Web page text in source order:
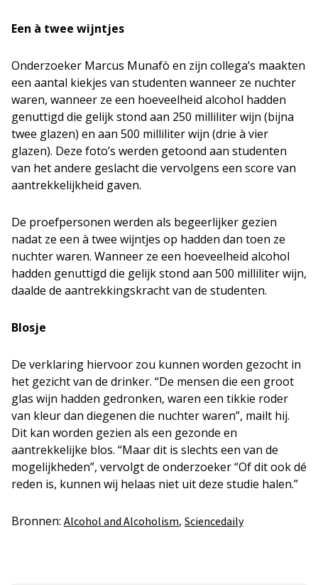
Een à twee wijntjes
Onderzoeker Marcus Munafò en zijn collega’s maakten
een aantal kiekjes van studenten wanneer ze nuchter
waren, wanneer ze een hoeveelheid alcohol hadden
genuttigd die gelijk stond aan 250 milliliter wijn (bijna
twee glazen) en aan 500 milliliter wijn (drie à vier
glazen). Deze foto’s werden getoond aan studenten
van het andere geslacht die vervolgens een score van
aantrekkelijkheid gaven.
De proefpersonen werden als begeerlijker gezien
nadat ze een à twee wijntjes op hadden dan toen ze
nuchter waren. Wanneer ze een hoeveelheid alcohol
hadden genuttigd die gelijk stond aan 500 milliliter wijn,
daalde de aantrekkingskracht van de studenten.
Blosje
De verklaring hiervoor zou kunnen worden gezocht in
het gezicht van de drinker. “De mensen die een groot
glas wijn hadden gedronken, waren een tikkie roder
van kleur dan diegenen die nuchter waren”, mailt hij.
Dit kan worden gezien als een gezonde en
aantrekkelijke blos. “Maar dit is slechts een van de
mogelijkheden”, vervolgt de onderzoeker “Of dit ook dé
reden is, kunnen wij helaas niet uit deze studie halen.”
Bronnen: Alcohol and Alcoholism, Sciencedaily